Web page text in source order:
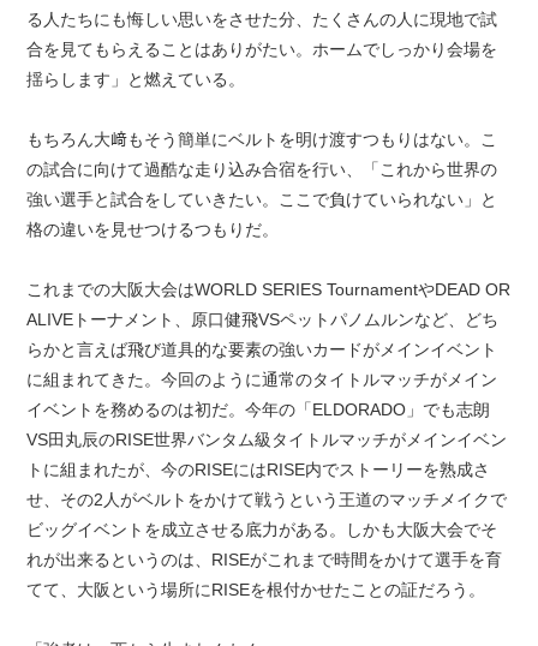
る人たちにも悔しい思いをさせた分、たくさんの人に現地で試
合を見てもらえることはありがたい。ホームでしっかり会場を
揺らします」と燃えている。
もちろん大﨑もそう簡単にベルトを明け渡すつもりはない。こ
の試合に向けて過酷な走り込み合宿を行い、「これから世界の
強い選手と試合をしていきたい。ここで負けていられない」と
格の違いを見せつけるつもりだ。
これまでの大阪大会はWORLD SERIES TournamentやDEAD OR
ALIVEトーナメント、原口健飛VSペットパノムルンなど、どち
らかと言えば飛び道具的な要素の強いカードがメインイベント
に組まれてきた。今回のように通常のタイトルマッチがメイン
イベントを務めるのは初だ。今年の「ELDORADO」でも志朗
VS田丸辰のRISE世界バンタム級タイトルマッチがメインイベン
トに組まれたが、今のRISEにはRISE内でストーリーを熟成さ
せ、その2人がベルトをかけて戦うという王道のマッチメイクで
ビッグイベントを成立させる底力がある。しかも大阪大会でそ
れが出来るというのは、RISEがこれまで時間をかけて選手を育
てて、大阪という場所にRISEを根付かせたことの証だろう。